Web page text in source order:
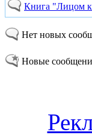
Книга "Лицом к
Нет новых
Новые